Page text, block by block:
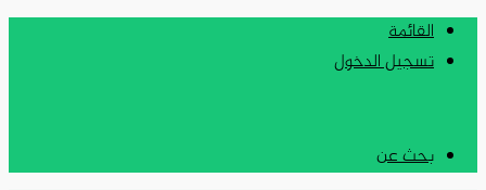
القائمة
تسجيل الدخول
بحث عن